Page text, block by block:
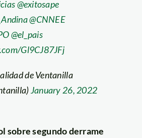
@exitosape
@CNNEE
@el_pais
Gl9CJ87JFj
de Ventanilla
January 26, 2022
sobre segundo derrame